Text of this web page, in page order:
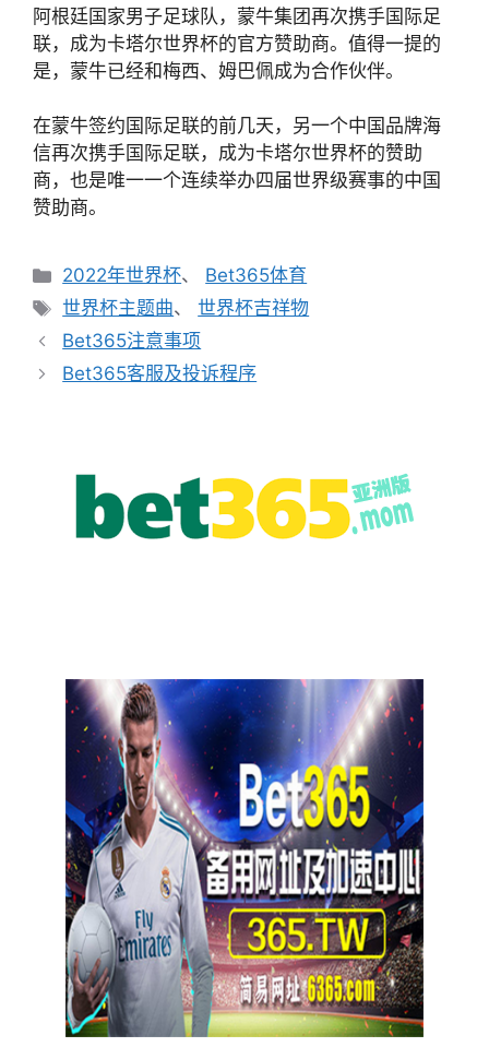
阿根廷国家男子足球队，蒙牛集团再次携手国际足
联，成为卡塔尔世界杯的官方赞助商。值得一提的
是，蒙牛已经和梅西、姆巴佩成为合作伙伴。
在蒙牛签约国际足联的前几天，另一个中国品牌海
信再次携手国际足联，成为卡塔尔世界杯的赞助
商，也是唯一一个连续举办四届世界级赛事的中国
赞助商。
分
类
2022年世界杯、 Bet365体育
标
签
世界杯主题曲、世界杯吉祥物
Bet365注意事项
Bet365客服及投诉程序